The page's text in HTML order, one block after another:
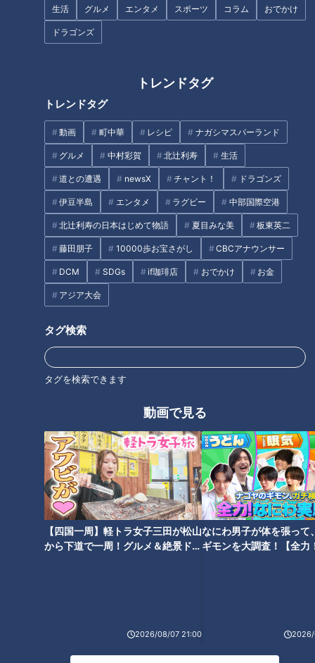
生活 グルメ エンタメ スポーツ コラム おでかけ
ドラゴンズ
トレンドタグ
トレンドタグ
動画 町中華 レシピ ナガシマスパーランド
グルメ 中村彩賀 北辻利寿 生活
道との遭遇 newsX チャント！ ドラゴンズ
伊豆半島 エンタメ ラグビー 中部国際空港
北辻利寿の日本はじめて物語 夏目みな美 板東英二
藤田朋子 10000歩お宝さがし CBCアナウンサー
DCM SDGs if珈琲店 おでかけ お金
アジア大会
タグ検索
タグを検索できます
動画で見る
【四国一周】軽トラ女子三田が松山
から下道で一周！グルメ＆絶景ドラ
2026/08/07 21:00
なにわ男子が体を張って
ギモンを大調査！【全力
2026/
農家直伝！今が旬の新タマネギ
超美味！大内山瓶バター 手間ひ
まかけまくりの逸品
赤みそのコクを生かしたドレッ
シングは大ヒットの予感！ 商品
開発＆販売に取り組む名古屋市
港区の高校にパンサー向井が直
撃。
タグ
チャント！
オススメ関連コンテンツ
ほぼ５００円以下の無印良品 東
海地方初上陸の新業態！【家計
お助けWEEK】
なぜ売れない？IKEAの“埋もれア
イテム”を調査！ 「スタイリッ
シュすぎて用途がわからない」
防災グッズにおすすめの懐中電
灯も
査！「チーズINハンバーグ」の